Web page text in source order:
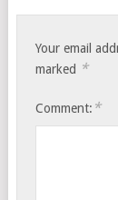
Your email
marked *
Comment: *